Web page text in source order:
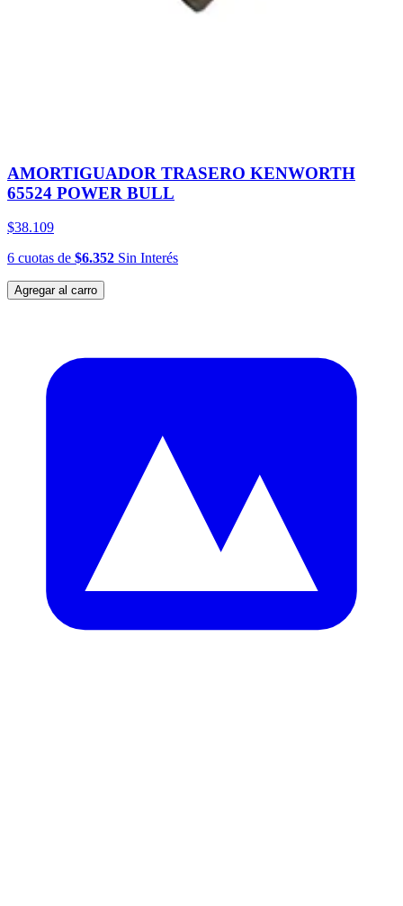
AMORTIGUADOR TRASERO KENWORTH
65524 POWER BULL
$38.109
6 cuotas de $6.352 Sin Interés
Agregar al carro